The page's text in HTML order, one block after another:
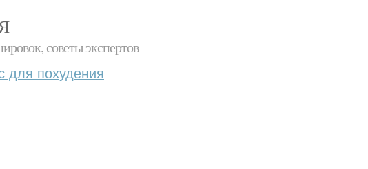
советы экспертов
для похудения